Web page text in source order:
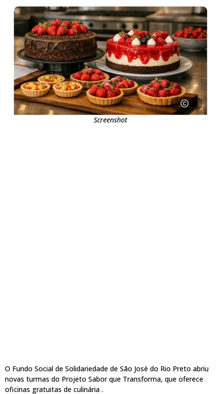
Screenshot
O Fundo Social de Solidariedade de São José do Rio Preto abriu
novas turmas do Projeto Sabor que Transforma, que oferece
oficinas gratuitas de culinária .